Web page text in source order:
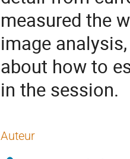
measured the
image
about how to
in the session.
Auteur